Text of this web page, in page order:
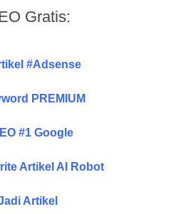
Gratis:
#Adsense
PREMIUM
#1 Google
Artikel AI Robot
Artikel